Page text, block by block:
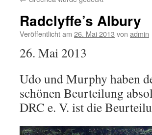
Radclyffe’s Albury
Veröffentlicht am 26. Mai 2013 von admin
26. Mai 2013
Udo und Murphy haben
schönen Beurteilung
DRC e. V. ist die